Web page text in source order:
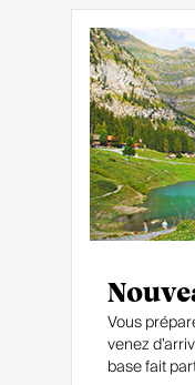
Vous
venez
base fait